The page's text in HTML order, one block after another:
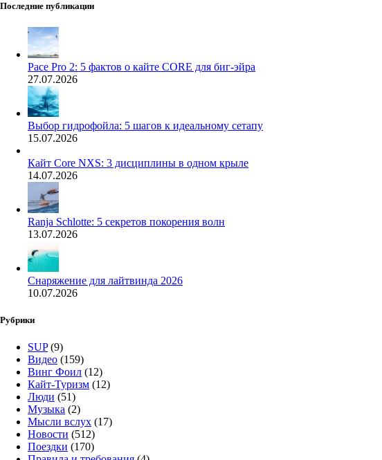
Последние публикации
Pace Pro 2: 5 фактов о кайте CORE для биг-эйра
27.07.2026
Выбор гидрофойла: 5 шагов к идеальному сетапу
15.07.2026
Кайт Core NXS: 3 дисциплины в одном крыле
14.07.2026
Ranja Schlotte: 5 секретов покорения волн
13.07.2026
Снаряжение для лайтвинда 2026
10.07.2026
Рубрики
SUP(9)
Видео (159)
Винг Фоил (12)
Кайт-Туризм (12)
Люди (51)
Музыка (2)
Мысли вслух (17)
Новости (512)
Поездки (170)